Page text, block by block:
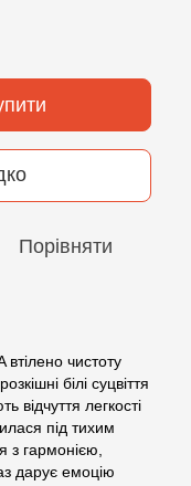
Порівняти
втілено чистоту
білі суцвіття
відчуття легкості
під тихим
з гармонією,
дарує емоцію